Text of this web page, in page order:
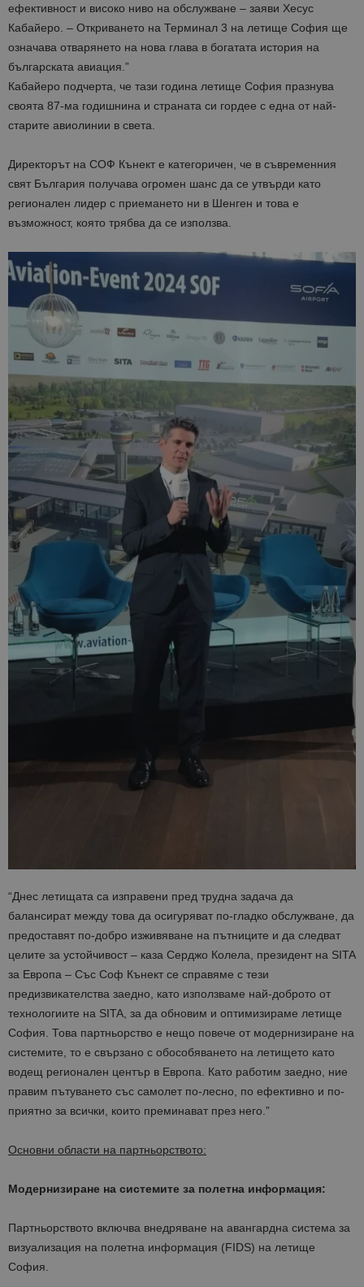
ефективност и високо ниво на обслужване – заяви Хесус
Кабайеро. – Откриването на Терминал 3 на летище София ще
означава отварянето на нова глава в богатата история на
българската авиация.”
Кабайеро подчерта, че тази година летище София празнува
своята 87-ма годишнина и страната си гордее с една от най-
старите авиолинии в света.
Директорът на СОФ Кънект е категоричен, че в съвременния
свят България получава огромен шанс да се утвърди като
регионален лидер с приемането ни в Шенген и това е
възможност, която трябва да се използва.
“Днес летищата са изправени пред трудна задача да
балансират между това да осигуряват по-гладко обслужване, да
предоставят по-добро изживяване на пътниците и да следват
целите за устойчивост – каза Серджо Колела, президент на SITA
за Европа – Със Соф Кънект се справяме с тези
предизвикателства заедно, като използваме най-доброто от
технологиите на SITA, за да обновим и оптимизираме летище
София. Това партньорство е нещо повече от модернизиране на
системите, то е свързано с обособяването на летището като
водещ регионален център в Европа. Като работим заедно, ние
правим пътуването със самолет по-лесно, по ефективно и по-
приятно за всички, които преминават през него.”
Основни области на партньорството:
Модернизиране на системите за полетна информация:
Партньорството включва внедряване на aвангардна система за
визуализация на полетна информация (FIDS) на летище
София.